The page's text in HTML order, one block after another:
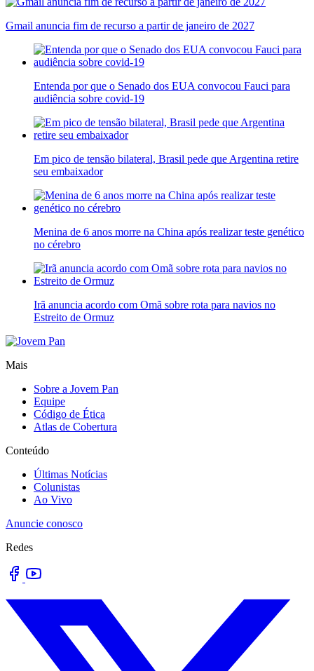
Gmail anuncia fim de recurso a partir de janeiro de 2027
Entenda por que o Senado dos EUA convocou Fauci para
audiência sobre covid-19
Em pico de tensão bilateral, Brasil pede que Argentina retire
seu embaixador
Menina de 6 anos morre na China após realizar teste genético
no cérebro
Irã anuncia acordo com Omã sobre rota para navios no
Estreito de Ormuz
Mais
Sobre a Jovem Pan
Equipe
Código de Ética
Atlas de Cobertura
Conteúdo
Últimas Notícias
Colunistas
Ao Vivo
Anuncie conosco
Redes